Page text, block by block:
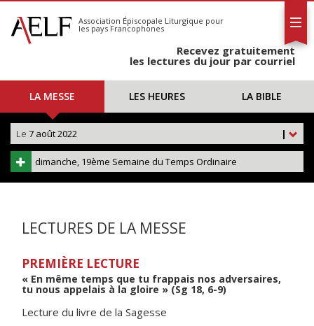
S'abonner
Calendrier
Association Épiscopale Liturgique pour
les pays Francophones
Recevez gratuitement
les lectures du jour par courriel
LA MESSE LES HEURES LA BIBLE
|
Le 7 août 2022
dimanche, 19ème Semaine du Temps Ordinaire
LECTURES DE LA MESSE
PREMIÈRE LECTURE
« En même temps que tu frappais nos adversaires,
tu nous appelais à la gloire » (Sg 18, 6-9)
Lecture du livre de la Sagesse